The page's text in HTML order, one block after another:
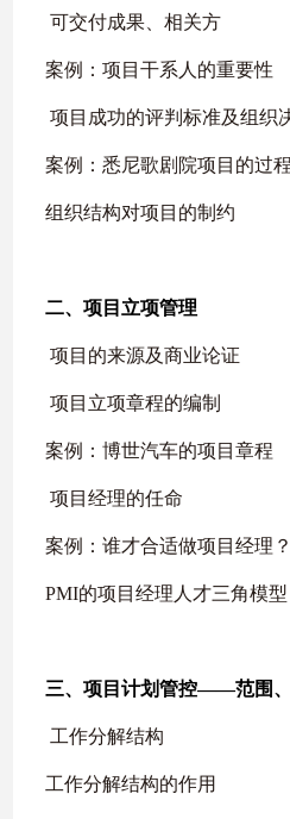
可交付成果、相关方
案例：项目干系人的重要性
项目成功的评判标准及组织
案例：悉尼歌剧院项目的过
组织结构对项目的制约
二、项目立项管理
项目的来源及商业论证
项目立项章程的编制
案例：博世汽车的项目章程
项目经理的任命
案例：谁才合适做项目经理？
PMI的项目经理人才三角模型
三、项目计划管控——范围
工作分解结构
工作分解结构的作用